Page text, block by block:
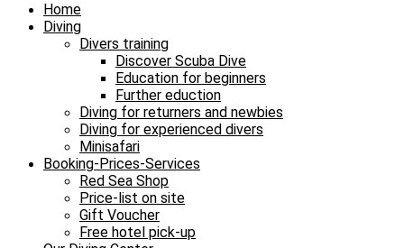
Home
Diving
Divers training
Discover Scuba Dive
Education for beginners
Further eduction
Diving for returners and newbies
Diving for experienced divers
Minisafari
Booking-Prices-Services
Red Sea Shop
Price-list on site
Gift Voucher
Free hotel pick-up